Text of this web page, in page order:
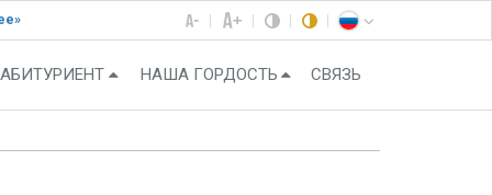
АБИТУРИЕНТ НАША ГОРДОСТЬ СВЯЗЬ